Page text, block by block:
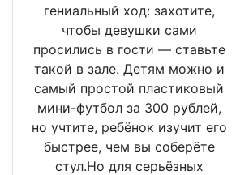
гениальный ход: захотите,
чтобы девушки сами
просились в гости — ставьте
такой в зале. Детям можно и
самый простой пластиковый
мини-футбол за 300 рублей,
но учтите, ребёнок изучит его
быстрее, чем вы соберёте
стул.Но для серьёзных